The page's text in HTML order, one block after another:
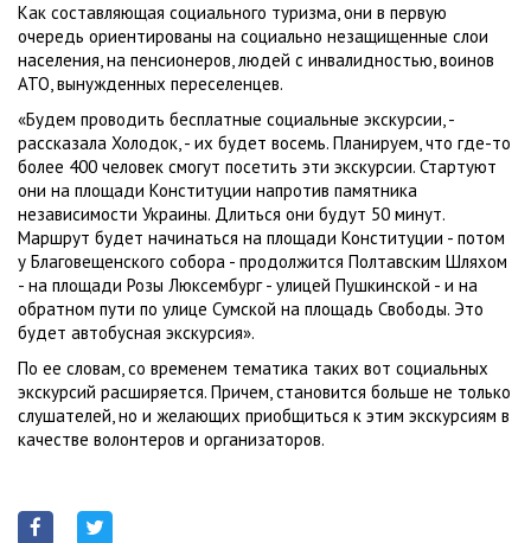
Как составляющая социального туризма, они в первую
очередь ориентированы на социально незащищенные слои
населения, на пенсионеров, людей с инвалидностью, воинов
АТО, вынужденных переселенцев.
«Будем проводить бесплатные социальные экскурсии, -
рассказала Холодок, - их будет восемь. Планируем, что где-то
более 400 человек смогут посетить эти экскурсии. Стартуют
они на площади Конституции напротив памятника
независимости Украины. Длиться они будут 50 минут.
Маршрут будет начинаться на площади Конституции - потом
у Благовещенского собора - продолжится Полтавским Шляхом
- на площади Розы Люксембург - улицей Пушкинской - и на
обратном пути по улице Сумской на площадь Свободы. Это
будет автобусная экскурсия».
По ее словам, со временем тематика таких вот социальных
экскурсий расширяется. Причем, становится больше не только
слушателей, но и желающих приобщиться к этим экскурсиям в
качестве волонтеров и организаторов.